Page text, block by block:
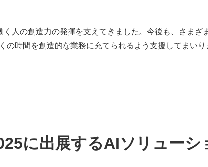
く人の創造力の発揮を支えてきました。今後も、さま
時間を創造的な業務に充てられるよう支援してまいり
に出展するAIソリューシ